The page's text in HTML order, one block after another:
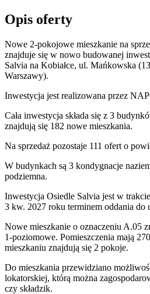
Opis oferty
Nowe 2-pokojowe mieszkanie na
znajduje się w nowo budowanej
Salvia na Kobiałce, ul. Mańkowska
Warszawy).
Inwestycja jest realizowana przez
Cała inwestycja składa się z 3
znajdują się 182 nowe mieszkania.
Na sprzedaż pozostaje 111 ofert o
W budynkach są 3 kondygnacje
podziemna.
Inwestycja Osiedle Salvia jest w
3 kw. 2027 roku terminem oddania do
Nowe mieszkanie o oznaczeniu A.05
1-poziomowe. Pomieszczenia mają 270
mieszkaniu znajdują się 2 pokoje.
Do mieszkania przewidziano
lokatorskiej, którą można
czy składzik.